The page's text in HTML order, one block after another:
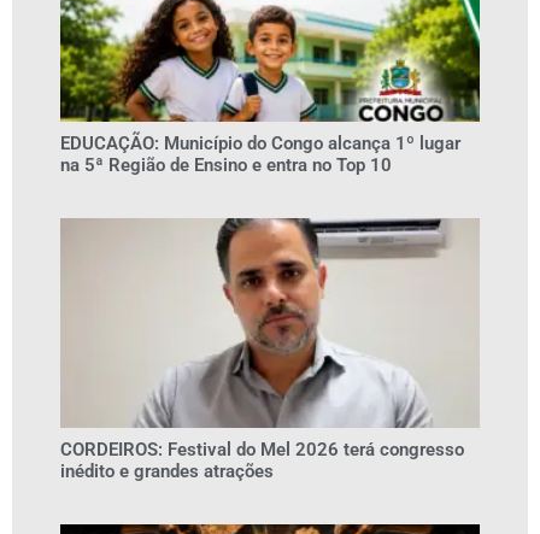
EDUCAÇÃO: Município do Congo alcança 1º lugar
na 5ª Região de Ensino e entra no Top 10
CORDEIROS: Festival do Mel 2026 terá congresso
inédito e grandes atrações